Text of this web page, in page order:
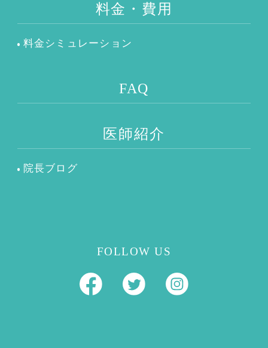
料金・費用
料金シミュレーション
FAQ
医師紹介
院長ブログ
FOLLOW US